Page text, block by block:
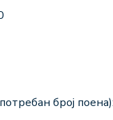
број